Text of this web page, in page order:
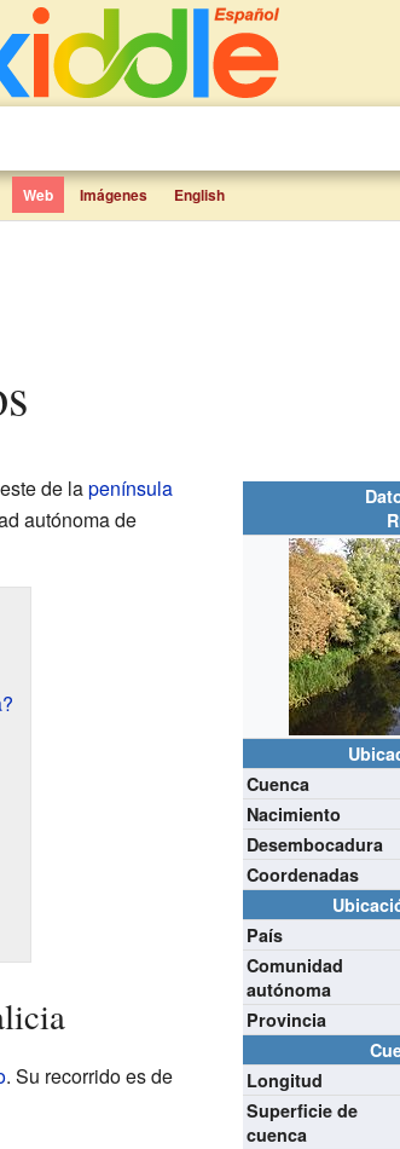
Web Imágenes English
Cuenca
Nacimiento
Desembocadura
Coordenadas
País
Comunidad
autónoma
Provincia
Longitud
Superficie de
cuenca
de lapenínsula
autónoma de
. Su recorrido es de